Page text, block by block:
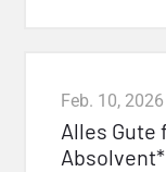
Feb. 10, 2026
Alles Gute